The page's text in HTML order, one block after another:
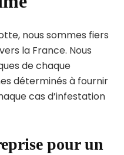
nous sommes fiers
la France. Nous
de chaque
déterminés à fournir
cas d’infestation
pour un